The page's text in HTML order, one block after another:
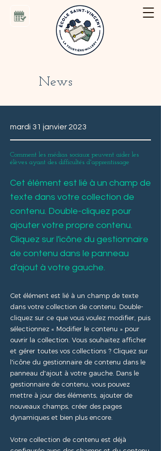
News
mardi 31 janvier 2023
Comment les médias sociaux peuvent aider les
élèves ayant des difficultés d'apprentissage
Cet élément est lié à un champ de
texte dans votre collection de
contenu. Double-cliquez pour
ajouter votre propre contenu.
Cliquez sur l'icône du gestionnaire
de contenu dans le panneau
d'ajout à votre gauche.
Cet élément est lié à un champ de texte
dans votre collection de contenu. Double-
cliquez sur ce que vous voulez modifier, puis
sélectionnez « Modifier le contenu » pour
ouvrir la collection. Vous souhaitez afficher
et gérer toutes vos collections ? Cliquez sur
l'icône du gestionnaire de contenu dans le
panneau d'ajout à votre gauche. Dans le
gestionnaire de contenu, vous pouvez
mettre à jour des éléments, ajouter de
nouveaux champs, créer des pages
dynamiques et bien plus encore.
Votre collection de contenu est déjà